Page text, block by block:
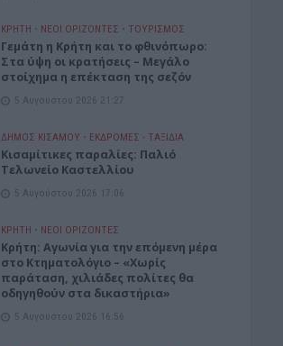
ΚΡΗΤΗ • ΝΕΟΙ ΟΡΙΖΟΝΤΕΣ • ΤΟΥΡΙΣΜΟΣ
Γεμάτη η Κρήτη και το φθινόπωρο:
Στα ύψη οι κρατήσεις – Μεγάλο
στοίχημα η επέκταση της σεζόν
5 Αυγούστου 2026 21:27
ΔΉΜΟΣ ΚΙΣΆΜΟΥ • ΕΚΔΡΟΜΈΣ - ΤΑΞΊΔΙΑ
Kισαμίτικες παραλίες: Παλιό
Τελωνείο Καστελλίου
5 Αυγούστου 2026 17:06
ΚΡΗΤΗ • ΝΕΟΙ ΟΡΙΖΟΝΤΕΣ
Kρήτη: Αγωνία για την επόμενη μέρα
στο Κτηματολόγιο – «Χωρίς
παράταση, χιλιάδες πολίτες θα
οδηγηθούν στα δικαστήρια»
5 Αυγούστου 2026 16:56